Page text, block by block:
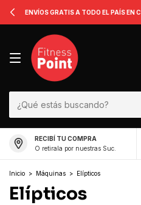
ENVÍOS GRATIS A TODO EL PAÍS EN
RECIBÍ TU COMPRA
O retirala por nuestras Suc.
Inicio > Máquinas > Elípticos
Elípticos